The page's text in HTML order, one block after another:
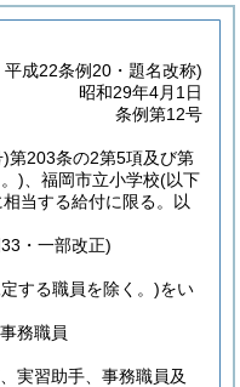
成22条例20・題名改称)
昭和29年4月1日
条例第12号
)第203条の2第5項及び第
) 、福岡市立小学校(以下
当する給付に限る。以
・一部改正)
する職員を除く。)をい
務職員
実習助手、事務職員及